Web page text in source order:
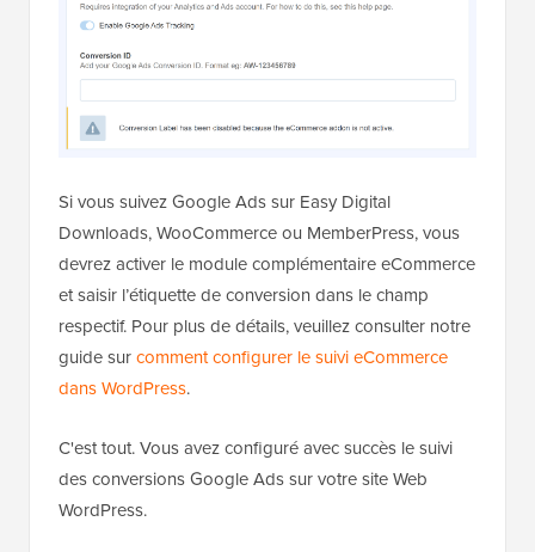
Si vous suivez Google Ads sur Easy Digital
Downloads, WooCommerce ou MemberPress, vous
devrez activer le module complémentaire eCommerce
et saisir l’étiquette de conversion dans le champ
respectif. Pour plus de détails, veuillez consulter notre
guide surcomment configurer le suivi eCommerce
dans WordPress.
C'est tout. Vous avez configuré avec succès le suivi
des conversions Google Ads sur votre site Web
WordPress.